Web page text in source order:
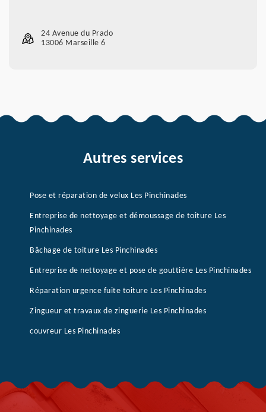
24 Avenue du Prado
13006 Marseille 6
Autres services
Pose et réparation de velux Les Pinchinades
Entreprise de nettoyage et démoussage de toiture Les
Pinchinades
Bâchage de toiture Les Pinchinades
Entreprise de nettoyage et pose de gouttière Les Pinchinades
Réparation urgence fuite toiture Les Pinchinades
Zingueur et travaux de zinguerie Les Pinchinades
couvreur Les Pinchinades